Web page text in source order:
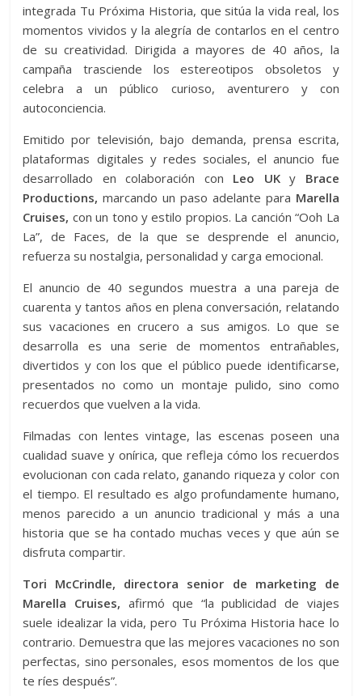
integrada Tu Próxima Historia, que sitúa la vida real, los
momentos vividos y la alegría de contarlos en el centro
de su creatividad. Dirigida a mayores de 40 años, la
campaña trasciende los estereotipos obsoletos y
celebra a un público curioso, aventurero y con
autoconciencia.
Emitido por televisión, bajo demanda, prensa escrita,
plataformas digitales y redes sociales, el anuncio fue
desarrollado en colaboración con Leo UKy Brace
Productions, marcando un paso adelante para Marella
Cruises, con un tono y estilo propios. La canción “Ooh La
La”, de Faces, de la que se desprende el anuncio,
refuerza su nostalgia, personalidad y carga emocional.
El anuncio de 40 segundos muestra a una pareja de
cuarenta y tantos años en plena conversación, relatando
sus vacaciones en crucero a sus amigos. Lo que se
desarrolla es una serie de momentos entrañables,
divertidos y con los que el público puede identificarse,
presentados no como un montaje pulido, sino como
recuerdos que vuelven a la vida.
Filmadas con lentes vintage, las escenas poseen una
cualidad suave y onírica, que refleja cómo los recuerdos
evolucionan con cada relato, ganando riqueza y color con
el tiempo. El resultado es algo profundamente humano,
menos parecido a un anuncio tradicional y más a una
historia que se ha contado muchas veces y que aún se
disfruta compartir.
Tori McCrindle, directora senior de marketing de
Marella Cruises, afirmó que “la publicidad de viajes
suele idealizar la vida, pero Tu Próxima Historia hace lo
contrario. Demuestra que las mejores vacaciones no son
perfectas, sino personales, esos momentos de los que
te ríes después”.